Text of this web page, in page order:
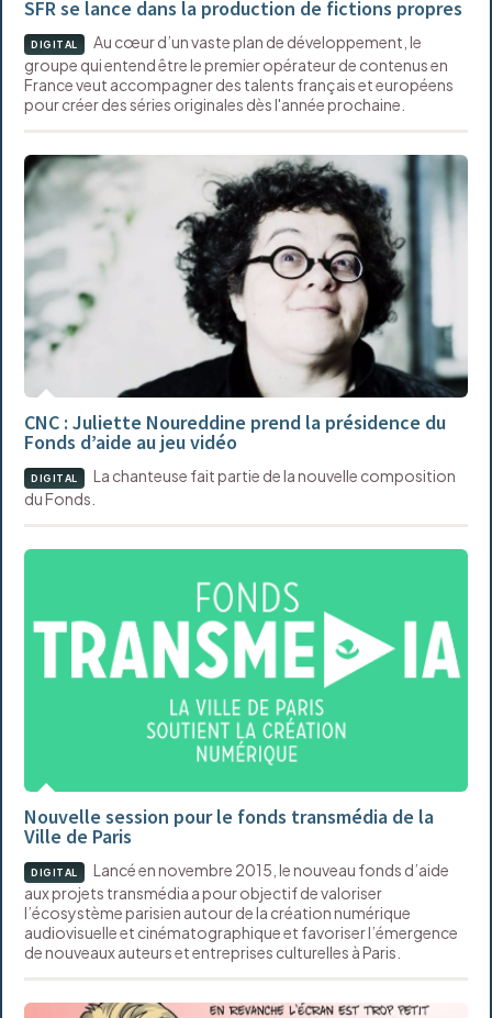
SFR se lance dans la production de fictions propres
DIGITAL
Au cœur d’un vaste plan de développement, le
groupe qui entend être le premier opérateur de contenus en
France veut accompagner des talents français et européens
pour créer des séries originales dès l'année prochaine.
CNC : Juliette Noureddine prend la présidence du
Fonds d’aide au jeu vidéo
DIGITAL
La chanteuse fait partie de la nouvelle composition
du Fonds.
Nouvelle session pour le fonds transmédia de la
Ville de Paris
DIGITAL
Lancé en novembre 2015, le nouveau fonds d’aide
aux projets transmédia a pour objectif de valoriser
l’écosystème parisien autour de la création numérique
audiovisuelle et cinématographique et favoriser l’émergence
de nouveaux auteurs et entreprises culturelles à Paris.